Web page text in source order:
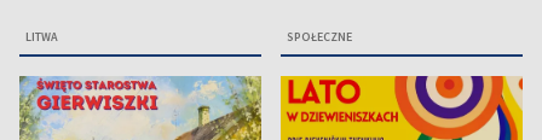
LITWA SPOŁECZNE